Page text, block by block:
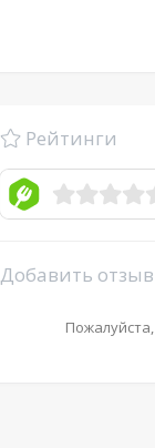
Рейтинги
Добавить отзыв
Пожалуйста,